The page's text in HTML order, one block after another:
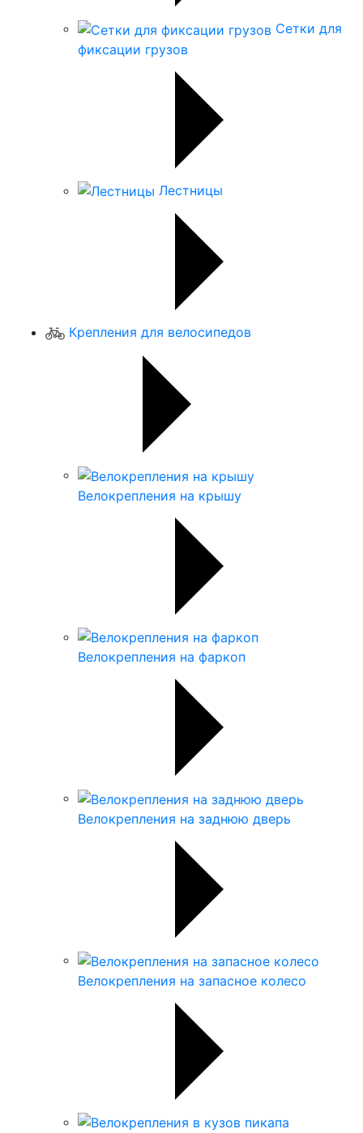
Сетки для
фиксации грузов
Лестницы
Крепления для велосипедов
Велокрепления на крышу
Велокрепления на фаркоп
Велокрепления на заднюю дверь
Велокрепления на запасное колесо